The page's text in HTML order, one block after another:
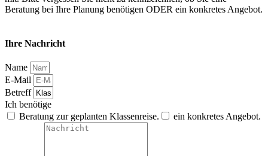
Beratung bei Ihre Planung benötigen ODER ein konkretes Angebot.
Ihre Nachricht
Name
E-Mail
Betreff
Ich benötige
Beratung zur geplanten Klassenreise.
ein konkretes Angebot.